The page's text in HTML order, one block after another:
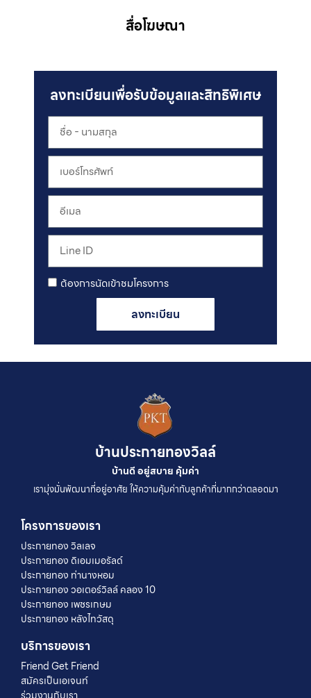
สื่อโฆษณา
ลงทะเบียนเพื่อรับข้อมูลและสิทธิพิเศษ
ต้องการนัดเข้าชมโครงการ
ลงทะเบียน
บ้านประกายทองวิลล์
บ้านดี อยู่สบาย คุ้มค่า
เรามุ่งมั่นพัฒนาที่อยู่อาศัย ให้ความคุ้มค่ากับลูกค้าที่มากกว่าตลอดมา
โครงการของเรา
ประกายทอง วิลเลจ
ประกายทอง ดิเอมเมอรัลด์
ประกายทอง ท่านางหอม
ประกายทอง วอเตอร์วิลล์ คลอง 10
ประกายทอง เพชรเกษม
ประกายทอง หลังไทวัสดุ
บริการของเรา
Friend Get Friend
สมัครเป็นเอเจนท์